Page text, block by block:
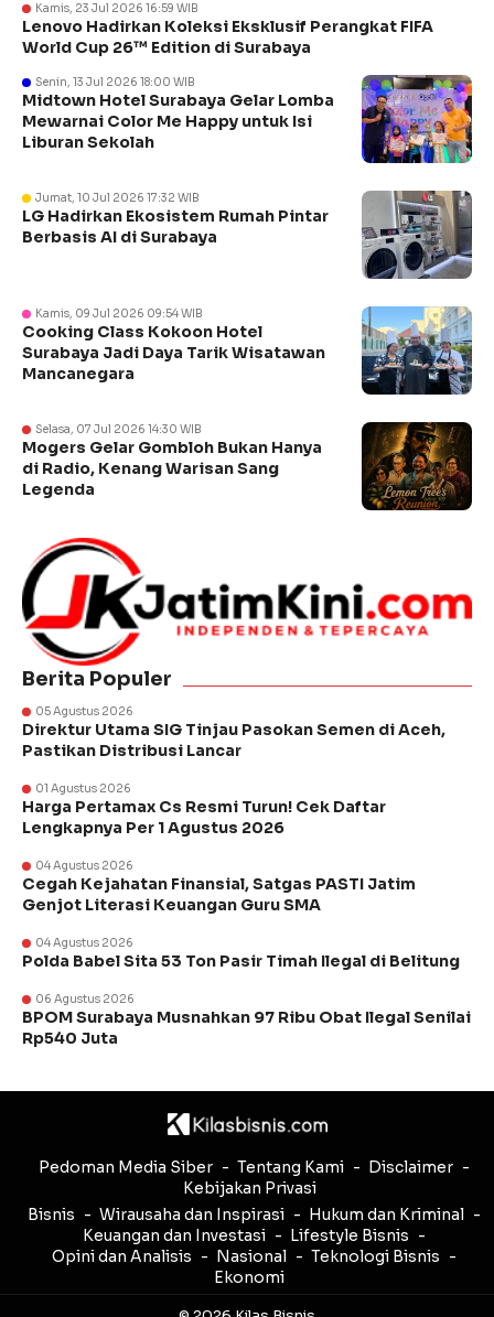
Kamis, 23 Jul 2026 16:59 WIB
Lenovo Hadirkan Koleksi Eksklusif Perangkat FIFA
World Cup 26™ Edition di Surabaya
Senin, 13 Jul 2026 18:00 WIB
Midtown Hotel Surabaya Gelar Lomba
Mewarnai Color Me Happy untuk Isi
Liburan Sekolah
Jumat, 10 Jul 2026 17:32 WIB
LG Hadirkan Ekosistem Rumah Pintar
Berbasis AI di Surabaya
Kamis, 09 Jul 2026 09:54 WIB
Cooking Class Kokoon Hotel
Surabaya Jadi Daya Tarik Wisatawan
Mancanegara
Selasa, 07 Jul 2026 14:30 WIB
Mogers Gelar Gombloh Bukan Hanya
di Radio, Kenang Warisan Sang
Legenda
Berita Populer
05 Agustus 2026
Direktur Utama SIG Tinjau Pasokan Semen di Aceh,
Pastikan Distribusi Lancar
01 Agustus 2026
Harga Pertamax Cs Resmi Turun! Cek Daftar
Lengkapnya Per 1 Agustus 2026
04 Agustus 2026
Cegah Kejahatan Finansial, Satgas PASTI Jatim
Genjot Literasi Keuangan Guru SMA
04 Agustus 2026
Polda Babel Sita 53 Ton Pasir Timah Ilegal di Belitung
06 Agustus 2026
BPOM Surabaya Musnahkan 97 Ribu Obat Ilegal Senilai
Rp540 Juta
Pedoman Media Siber Tentang Kami
Disclaimer
Kebijakan Privasi
Bisnis
Wirausaha dan Inspirasi
Hukum dan Kriminal
Keuangan dan Investasi
Lifestyle Bisnis
Opini dan Analisis
Nasional
Teknologi Bisnis
Ekonomi